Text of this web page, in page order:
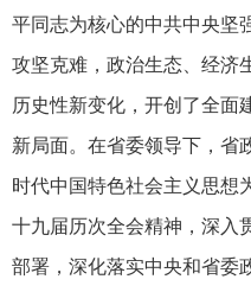
平同志为核心的中共中央坚
攻坚克难，政治生态、经济
历史性新变化，开创了全面
新局面。在省委领导下，省
时代中国特色社会主义思想
十九届历次全会精神，深入
部署，深化落实中央和省委